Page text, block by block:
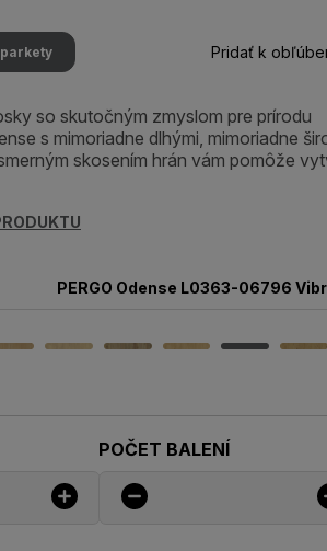
Pridať k
so skutočným zmyslom pre prírodu
s mimoriadne dlhými, mimoriadne
skosením hrán vám pomôže
PERGO Odense L0363-06796
POČET BALENÍ